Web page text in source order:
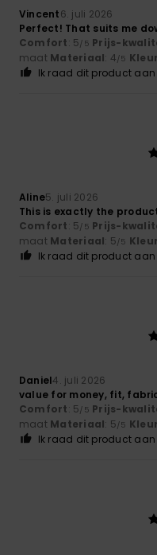
Vincent6. juli 2026
Perfect! That suits me
Comfort: 5/5 Prijs-
maat Materiaal: 4/5 Kleur
Ik raad dit product aan
Aline5. juli 2026
This is exactly the
Comfort: 5/5 Prijs-
maat Materiaal: 5/5 Kleur
Ik raad dit product aan
Daniel4. juli 2026
value for money, fit,
Comfort: 5/5 Prijs-
maat Materiaal: 5/5 Kleur
Ik raad dit product aan